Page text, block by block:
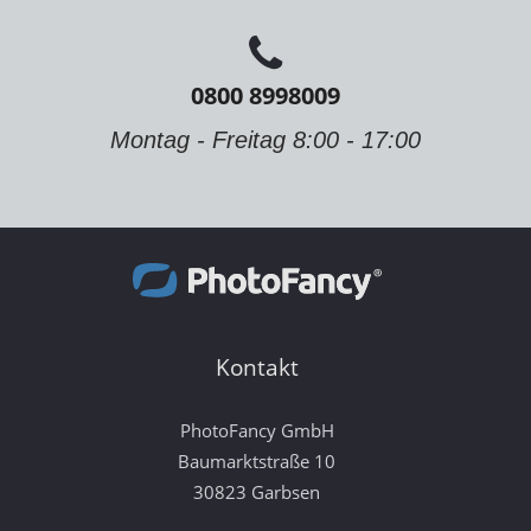
0800 8998009
Montag - Freitag 8:00 - 17:00
Kontakt
PhotoFancy GmbH
Baumarktstraße 10
30823 Garbsen